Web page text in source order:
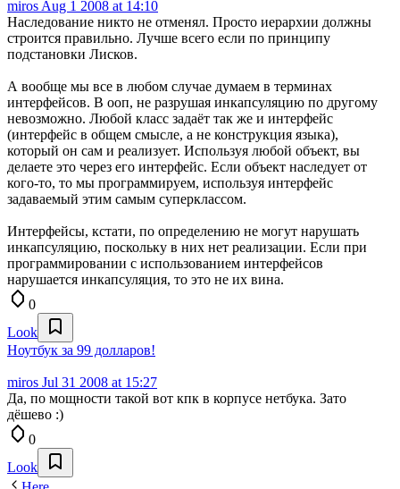
miros Aug 1 2008 at 14:10
Наследование никто не отменял. Просто иерархии должны
строится правильно. Лучше всего если по принципу
подстановки Лисков.
А вообще мы все в любом случае думаем в терминах
интерфейсов. В ооп, не разрушая инкапсуляцию по другому
невозможно. Любой класс задаёт так же и интерфейс
(интерфейс в общем смысле, а не конструкция языка),
который он сам и реализует. Используя любой объект, вы
делаете это через его интерфейс. Если объект наследует от
кого-то, то мы программируем, используя интерфейс
задаваемый этим самым суперклассом.
Интерфейсы, кстати, по определению не могут нарушать
инкапсуляцию, поскольку в них нет реализации. Если при
программировании с использованием интерфейсов
нарушается инкапсуляция, то это не их вина.
0
Look
Ноутбук за 99 долларов!
miros Jul 31 2008 at 15:27
Да, по мощности такой вот кпк в корпусе нетбука. Зато
дёшево :)
0
Look